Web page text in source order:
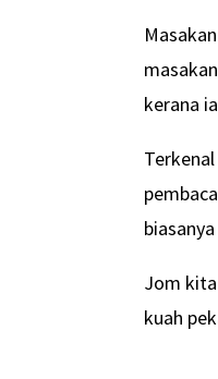
kerana
Jom
kuah